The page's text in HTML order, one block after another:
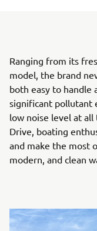
Ranging from its
model, the brand
both easy to handle
significant pollutant
low noise level at
Drive, boating
and make the most
modern, and clean